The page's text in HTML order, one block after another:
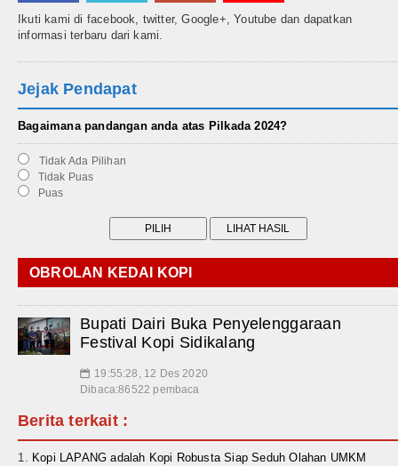
Ikuti kami di facebook, twitter, Google+, Youtube dan dapatkan
informasi terbaru dari kami.
Jejak Pendapat
Bagaimana pandangan anda atas Pilkada 2024?
Tidak Ada Pilihan
Tidak Puas
Puas
OBROLAN KEDAI KOPI
Bupati Dairi Buka Penyelenggaraan
Festival Kopi Sidikalang
📅 19:55:28, 12 Des 2020
Dibaca:86522 pembaca
Berita terkait :
Kopi LAPANG adalah Kopi Robusta Siap Seduh Olahan UMKM